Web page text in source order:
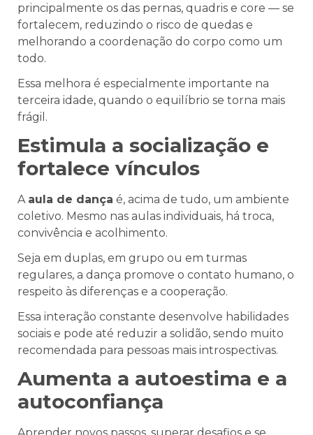
principalmente os das pernas, quadris e core — se
fortalecem, reduzindo o risco de quedas e
melhorando a coordenação do corpo como um
todo.
Essa melhora é especialmente importante na
terceira idade, quando o equilíbrio se torna mais
frágil.
Estimula a socialização e
fortalece vínculos
A aula de dança é, acima de tudo, um ambiente
coletivo. Mesmo nas aulas individuais, há troca,
convivência e acolhimento.
Seja em duplas, em grupo ou em turmas
regulares, a dança promove o contato humano, o
respeito às diferenças e a cooperação.
Essa interação constante desenvolve habilidades
sociais e pode até reduzir a solidão, sendo muito
recomendada para pessoas mais introspectivas.
Aumenta a autoestima e a
autoconfiança